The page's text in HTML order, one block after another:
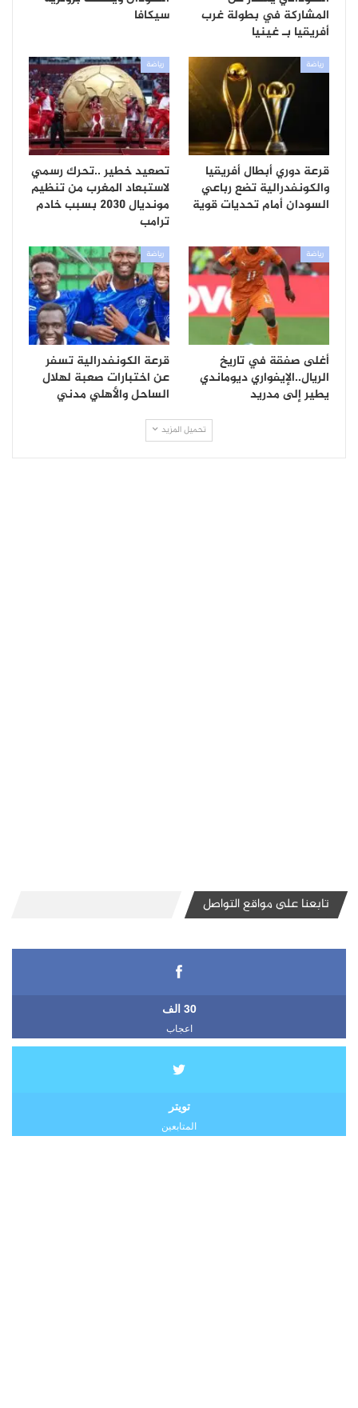
المشاركة في بطولة غرب
أفريقيا بـ غينيا
سيكافا
رياضة
قرعة دوري أبطال أفريقيا
والكونفدرالية تضع رباعي
السودان أمام تحديات قوية
رياضة
تصعيد خطير ..تحرك رسمي
لاستبعاد المغرب من تنظيم
مونديال 2030 بسبب خادم
ترامب
رياضة
أغلى صفقة في تاريخ
الريال..الإيفواري ديوماندي
يطير إلى مدريد
رياضة
قرعة الكونفدرالية تسفر
عن اختبارات صعبة لهلال
الساحل والأهلي مدني
تحميل المزيد
تابعنا على مواقع التواصل
30 الف
اعجاب
تويتر
المتابعين